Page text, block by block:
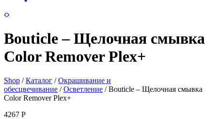
Bouticle – Щелочная смывка
Color Remover Plex+
Shop /Каталог /Окрашивание и
обесцвечивание /Осветление / Bouticle – Щелочная смывка
Color Remover Plex+
4267 Р